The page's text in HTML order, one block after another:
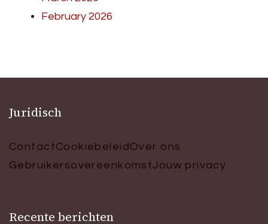
February 2026
Juridisch
ContactCookiebeleidOver ons
GebruikersovereenkomstJouw privacy
Recente berichten